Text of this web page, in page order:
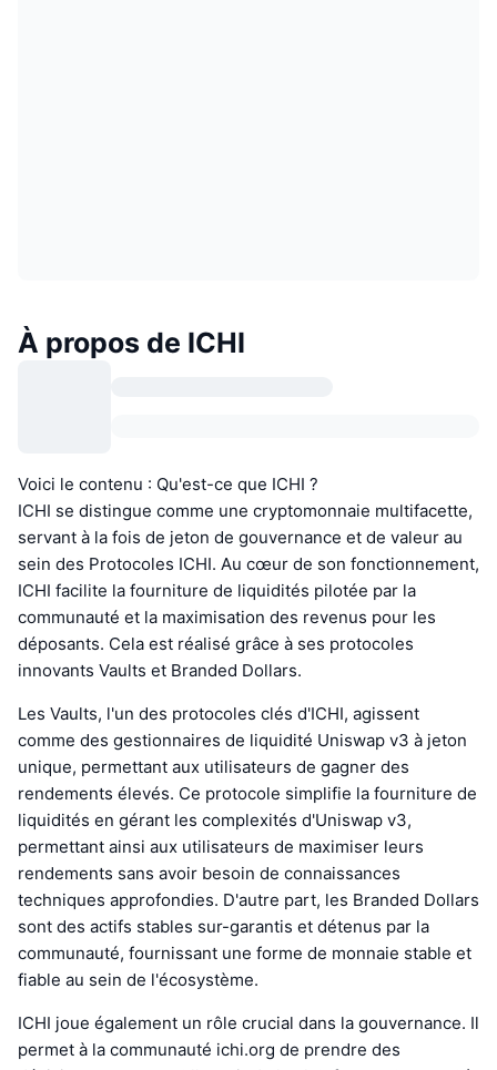
À propos de ICHI
Voici le contenu : Qu'est-ce que ICHI ?
ICHI se distingue comme une cryptomonnaie multifacette,
servant à la fois de jeton de gouvernance et de valeur au
sein des Protocoles ICHI. Au cœur de son fonctionnement,
ICHI facilite la fourniture de liquidités pilotée par la
communauté et la maximisation des revenus pour les
déposants. Cela est réalisé grâce à ses protocoles
innovants Vaults et Branded Dollars.
Les Vaults, l'un des protocoles clés d'ICHI, agissent
comme des gestionnaires de liquidité Uniswap v3 à jeton
unique, permettant aux utilisateurs de gagner des
rendements élevés. Ce protocole simplifie la fourniture de
liquidités en gérant les complexités d'Uniswap v3,
permettant ainsi aux utilisateurs de maximiser leurs
rendements sans avoir besoin de connaissances
techniques approfondies. D'autre part, les Branded Dollars
sont des actifs stables sur-garantis et détenus par la
communauté, fournissant une forme de monnaie stable et
fiable au sein de l'écosystème.
ICHI joue également un rôle crucial dans la gouvernance. Il
permet à la communauté ichi.org de prendre des